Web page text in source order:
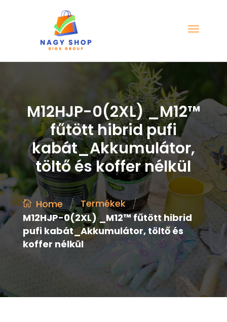
M12HJP-0(2XL) _M12™
fűtött hibrid pufi
kabát_Akkumulátor,
töltő és koffer nélkül
Home / Termékek /
M12HJP-0(2XL) _M12™ fűtött hibrid
pufi kabát_Akkumulátor, töltő és
koffer nélkül